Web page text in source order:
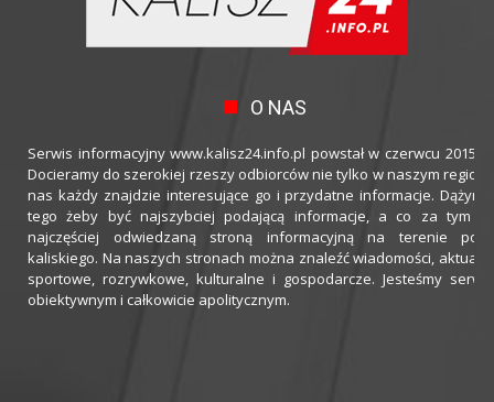
O NAS
Serwis informacyjny www.kalisz24.info.pl powstał w czerwcu 2015
Docieramy do szerokiej rzeszy odbiorców nie tylko w naszym
nas każdy znajdzie interesujące go i przydatne informacje.
tego żeby być najszybciej podającą informacje, a co za tym
najczęściej odwiedzaną stroną informacyjną na terenie
kaliskiego. Na naszych stronach można znaleźć wiadomości,
sportowe, rozrywkowe, kulturalne i gospodarcze. Jesteśmy
obiektywnym i całkowicie apolitycznym.